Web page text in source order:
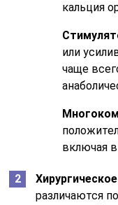
кальция
или
чаще
включая
различаются